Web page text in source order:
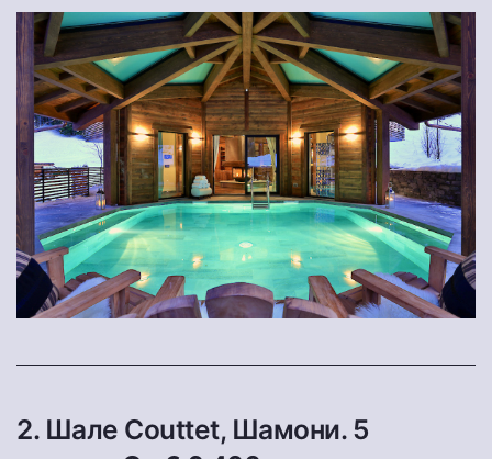
2. Шале Couttet, Шамони. 5